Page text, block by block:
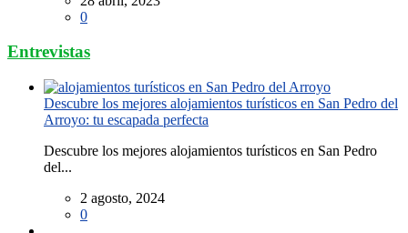
0
Entrevistas
Descubre los mejores alojamientos turísticos en San Pedro del
Arroyo: tu escapada perfecta
Descubre los mejores alojamientos turísticos en San Pedro
del...
2 agosto, 2024
0